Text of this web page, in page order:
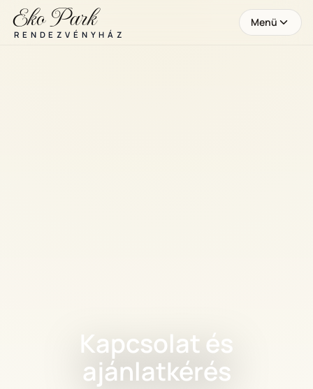
Eko Park
RENDEZVÉNYHÁZ
Menü
Kapcsolat és
ajánlatkérés